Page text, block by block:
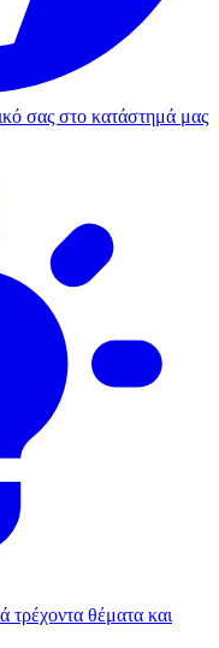
σας στο κατάστημά μας
τρέχοντα θέματα και